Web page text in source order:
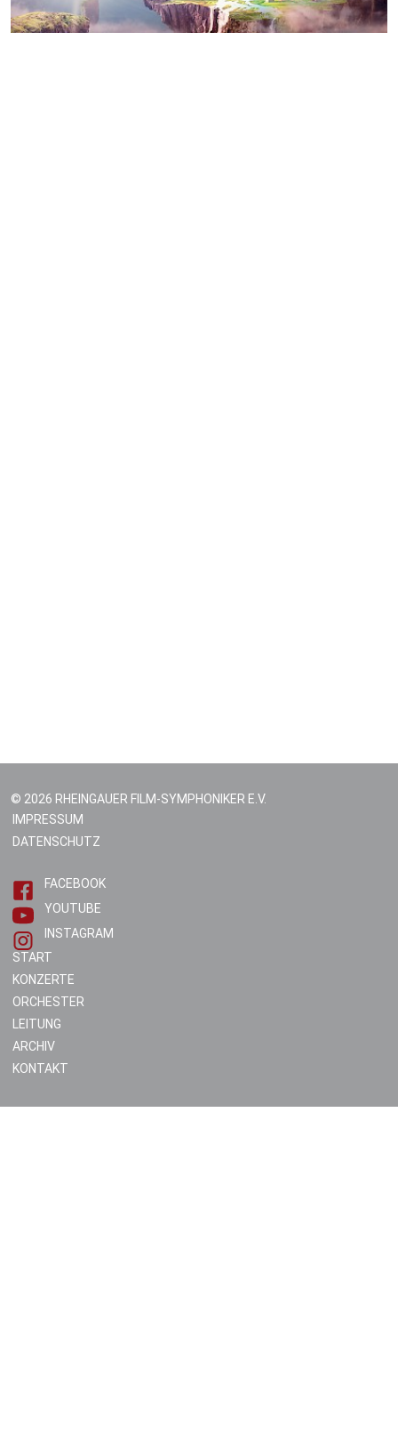
© 2026 RHEINGAUER FILM-SYMPHONIKER E.V.
IMPRESSUM
DATENSCHUTZ
FACEBOOK
YOUTUBE
INSTAGRAM
START
KONZERTE
ORCHESTER
LEITUNG
ARCHIV
KONTAKT